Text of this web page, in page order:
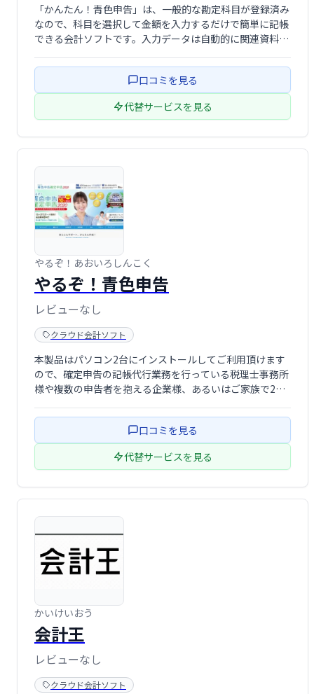
「かんたん！青色申告」は、一般的な勘定科目が登録済み
なので、科目を選択して金額を入力するだけで簡単に記帳
できる会計ソフトです。入力データは自動的に関連資料に
操作は不要で、初心者の方でも安心してご利用いただけま
口コミを見る
代替サービスを見る
やるぞ！あおいろしんこく
やるぞ！青色申告
レビューなし
クラウド会計ソフト
本製品はパソコン2台にインストールしてご利用頂けます
ので、確定申告の記帳代行業務を行っている税理士事務所
様や複数の申告者を抱える企業様、あるいはご家族で2台
口コミを見る
代替サービスを見る
かいけいおう
会計王
レビューなし
クラウド会計ソフト